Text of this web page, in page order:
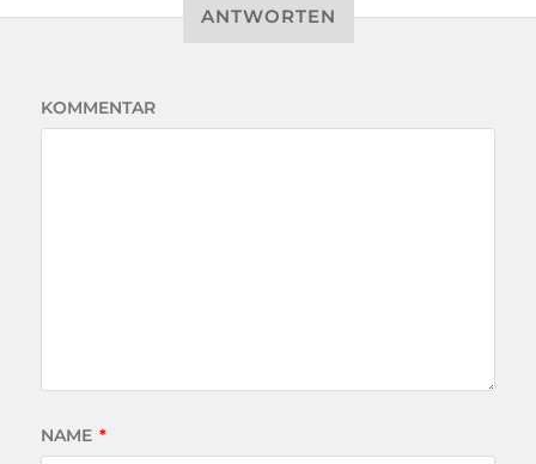
ANTWORTEN
KOMMENTAR
NAME *